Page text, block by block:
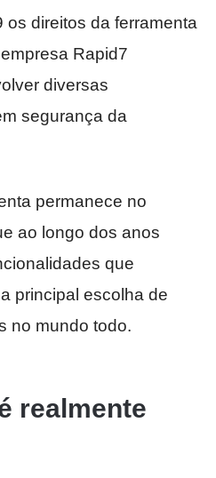
direitos da ferramenta
Rapid7
diversas
segurança da
permanece no
ao longo dos anos
que
principal escolha de
no mundo todo.
realmente